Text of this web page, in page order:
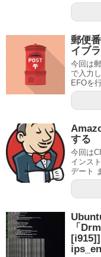
郵便
イブ
今回は
で入力
EFOを
する
今回は
インス
デート
「